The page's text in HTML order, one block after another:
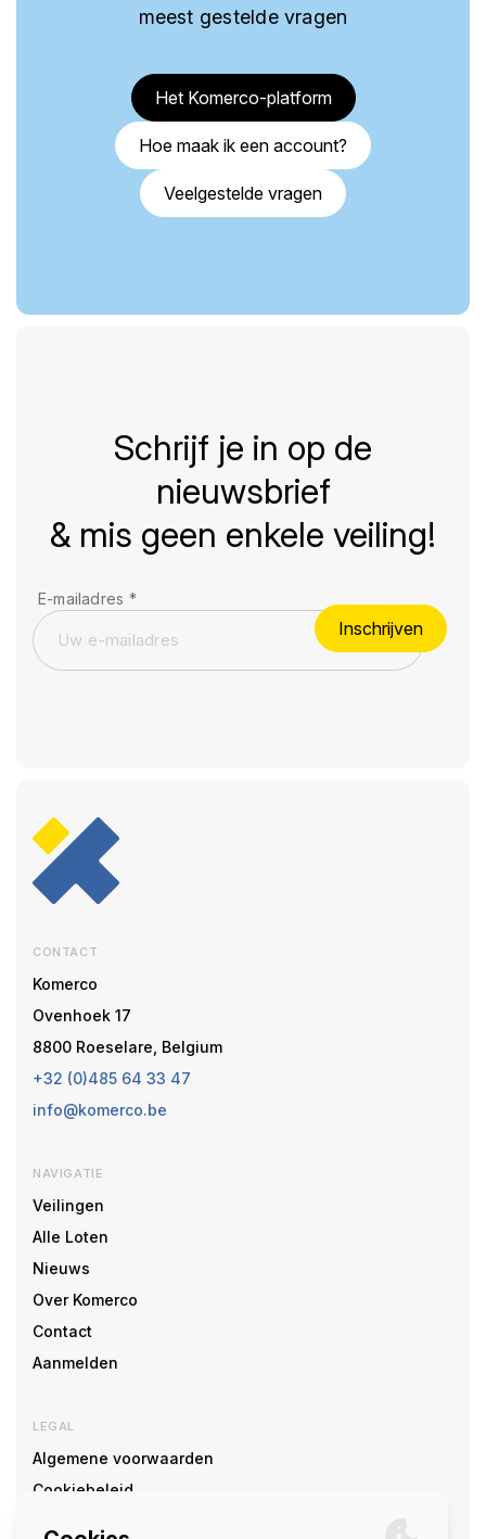
meest gestelde vragen
Het Komerco-platform
Hoe maak ik een account?
Veelgestelde vragen
Schrijf je in op de
nieuwsbrief
& mis geen enkele veiling!
E-mailadres *
Inschrijven
CONTACT
Komerco
Ovenhoek 17
8800 Roeselare, Belgium
+32 (0)485 64 33 47
info@komerco.be
NAVIGATIE
Veilingen
Alle Loten
Nieuws
Over Komerco
Contact
Aanmelden
LEGAL
Algemene voorwaarden
Cookiebeleid